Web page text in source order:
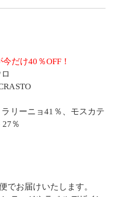
だけ40％OFF！
リーニョ41％、モスカテ
％
でお届けいたします。